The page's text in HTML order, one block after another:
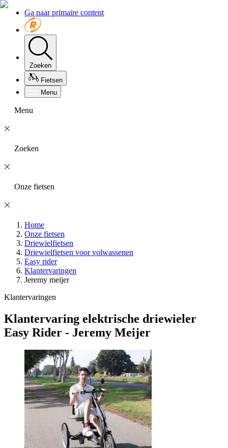
Ga naar primaire content
Zoeken
Fietsen
Menu
Menu
Zoeken
Onze fietsen
Home
Onze fietsen
Driewielfietsen
Driewielfietsen voor volwassenen
Easy rider
Klantervaringen
Jeremy meijer
Klantervaringen
Klantervaring elektrische driewieler
Easy Rider - Jeremy Meijer